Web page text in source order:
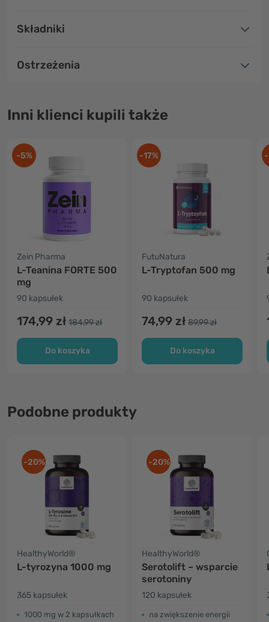
Składniki
Ostrzeżenia
Inni klienci kupili także
-5%
Zein Pharma
L-Teanina FORTE 500
mg
90 kapsułek
174,99 zł 184,99 zł
Do koszyka
-17%
FutuNatura
L-Tryptofan 500 mg
90 kapsułek
74,99 zł 89,99 zł
Do koszyka
Podobne produkty
-20%
HealthyWorld®
L-tyrozyna 1000 mg
365 kapsułek
1000 mg w 2 kapsułkach
-20%
HealthyWorld®
Serotolift – wsparcie
serotoniny
120 kapsułek
na zwiększenie energii